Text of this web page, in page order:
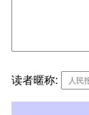
读者暱称: